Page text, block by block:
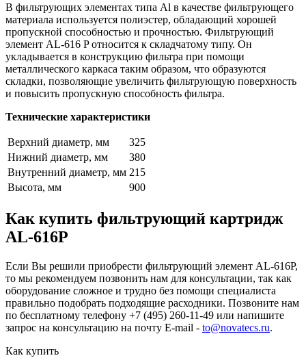
В фильтрующих элементах типа Al в качестве фильтрующего
материала используется полиэстер, обладающий хорошей
пропускной способностью и прочностью. Фильтрующий
элемент AL-616 P относится к складчатому типу. Он
укладывается в конструкцию фильтра при помощи
металлического каркаса таким образом, что образуются
складки, позволяющие увеличить фильтрующую поверхность
и повысить пропускную способность фильтра.
Технические характеристики
Верхний диаметр, мм
325
Нижний диаметр, мм
380
Внутренний диаметр, мм 215
Высота, мм
900
Как купить фильтрующий картридж
AL-616Р
Если Вы решили приобрести фильтрующий элемент AL-616P,
то мы рекомендуем позвонить нам для консультации, так как
оборудование сложное и трудно без помощи специалиста
правильно подобрать подходящие расходники. Позвоните нам
по бесплатному телефону +7 (495) 260-11-49 или напишите
запрос на консультацию на почту E-mail - to@novatecs.ru.
Как купить